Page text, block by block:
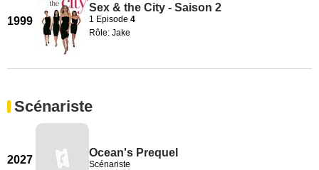
1999
Sex & the City - Saison 2
1 Episode 4
Rôle: Jake
Scénariste
2027
Ocean's Prequel
Scénariste